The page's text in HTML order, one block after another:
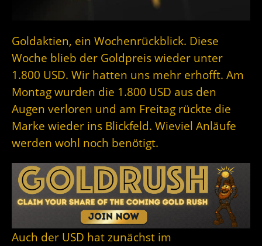
Goldaktien, ein Wochenrückblick. Diese
Woche blieb der Goldpreis wieder unter
1.800 USD. Wir hatten uns mehr erhofft. Am
Montag wurden die 1.800 USD aus den
Augen verloren und am Freitag rückte die
Marke wieder ins Blickfeld. Wieviel Anläufe
werden wohl noch benötigt.
Auch der USD hat zunächst im